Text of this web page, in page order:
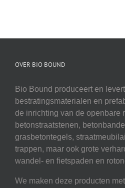
OVER BIO BOUND
Bio Bound produceert en
bestratingsmaterialen en
de inrichting van de openbare
betonstraatstenen,
grasbetontegels,
trappen, maar ook grote
wandel- en fietspaden en
We maken deze producten